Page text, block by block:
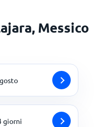
Messico
giorni